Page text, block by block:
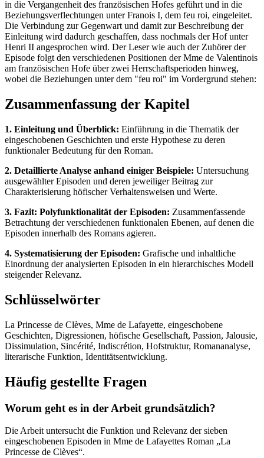
in die Vergangenheit des französischen Hofes geführt und in die
Beziehungsverflechtungen unter Franois I, dem feu roi, eingeleitet.
Die Verbindung zur Gegenwart und damit zur Beschreibung der
Einleitung wird dadurch geschaffen, dass nochmals der Hof unter
Henri II angesprochen wird. Der Leser wie auch der Zuhörer der
Episode folgt den verschiedenen Positionen der Mme de Valentinois
am französischen Hofe über zwei Herrschaftsperioden hinweg,
wobei die Beziehungen unter dem "feu roi" im Vordergrund stehen:
Zusammenfassung der Kapitel
1. Einleitung und Überblick: Einführung in die Thematik der
eingeschobenen Geschichten und erste Hypothese zu deren
funktionaler Bedeutung für den Roman.
2. Detaillierte Analyse anhand einiger Beispiele: Untersuchung
ausgewählter Episoden und deren jeweiliger Beitrag zur
Charakterisierung höfischer Verhaltensweisen und Werte.
3. Fazit: Polyfunktionalität der Episoden: Zusammenfassende
Betrachtung der verschiedenen funktionalen Ebenen, auf denen die
Episoden innerhalb des Romans agieren.
4. Systematisierung der Episoden: Grafische und inhaltliche
Einordnung der analysierten Episoden in ein hierarchisches Modell
steigender Relevanz.
Schlüsselwörter
La Princesse de Clèves, Mme de Lafayette, eingeschobene
Geschichten, Digressionen, höfische Gesellschaft, Passion, Jalousie,
Dissimulation, Sincérité, Indiscrétion, Hofstruktur, Romananalyse,
literarische Funktion, Identitätsentwicklung.
Häufig gestellte Fragen
Worum geht es in der Arbeit grundsätzlich?
Die Arbeit untersucht die Funktion und Relevanz der sieben
eingeschobenen Episoden in Mme de Lafayettes Roman „La
Princesse de Clèves“.